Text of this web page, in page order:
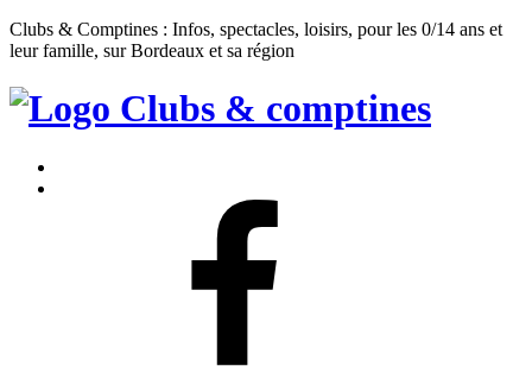
Clubs & Comptines : Infos, spectacles, loisirs, pour les 0/14 ans et
leur famille, sur Bordeaux et sa région
Clubs
Comptines